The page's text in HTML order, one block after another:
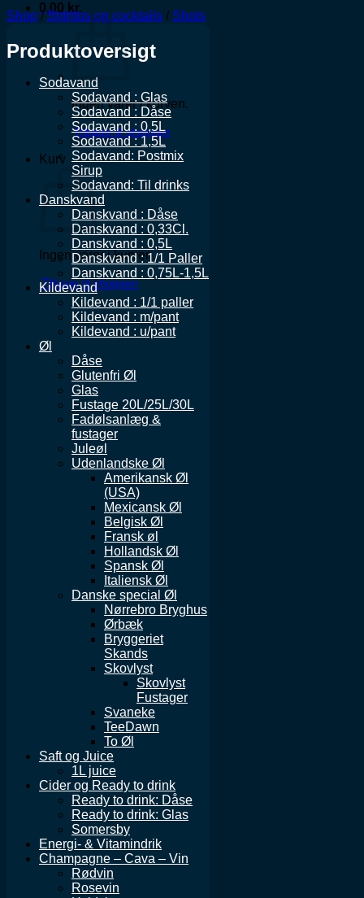
0,00 kr.
Ingen varer i kurven.
Tilbage til shoppen
Kurv
Ingen varer i kurven.
Tilbage til shoppen
Shop / Spiritus og cocktails / Shots
Produktoversigt
Sodavand
Sodavand : Glas
Sodavand : Dåse
Sodavand : 0,5L
Sodavand : 1,5L
Sodavand: Postmix
Sirup
Sodavand: Til drinks
Danskvand
Danskvand : Dåse
Danskvand : 0,33Cl.
Danskvand : 0,5L
Danskvand : 1/1 Paller
Danskvand : 0,75L-1,5L
Kildevand
Kildevand : 1/1 paller
Kildevand : m/pant
Kildevand : u/pant
Øl
Dåse
Glutenfri Øl
Glas
Fustage 20L/25L/30L
Fadølsanlæg &
fustager
Juleøl
Udenlandske Øl
Amerikansk Øl
(USA)
Mexicansk Øl
Belgisk Øl
Fransk øl
Hollandsk Øl
Spansk Øl
Italiensk Øl
Danske special Øl
Nørrebro Bryghus
Ørbæk
Bryggeriet
Skands
Skovlyst
Skovlyst
Fustager
Svaneke
TeeDawn
To Øl
Saft og Juice
1L juice
Cider og Ready to drink
Ready to drink: Dåse
Ready to drink: Glas
Somersby
Energi- & Vitamindrik
Champagne – Cava – Vin
Rødvin
Rosevin